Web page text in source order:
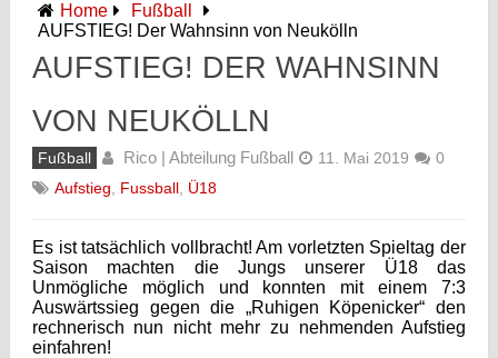
Home
Fußball
AUFSTIEG! Der Wahnsinn von Neukölln
AUFSTIEG! DER WAHNSINN
VON NEUKÖLLN
Fußball Rico | Abteilung Fußball 11. Mai 2019
0
Aufstieg
Fussball, Ü18
Es ist tatsächlich vollbracht! Am vorletzten Spieltag der
Saison machten die Jungs unserer Ü18 das
Unmögliche möglich und konnten mit einem 7:3
Auswärtssieg gegen die „Ruhigen Köpenicker“ den
rechnerisch nun nicht mehr zu nehmenden Aufstieg
einfahren!